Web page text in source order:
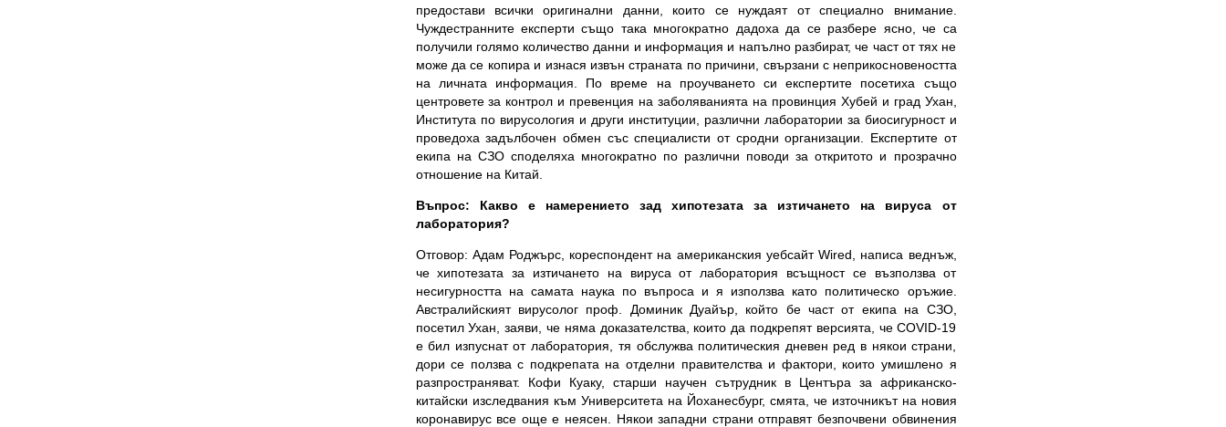
предостави всички оригинални данни, които се нуждаят от специално внимание.
Чуждестранните експерти също така многократно дадоха да се разбере ясно, че са
получили голямо количество данни и информация и напълно разбират, че част от тях не
може да се копира и изнася извън страната по причини, свързани с неприкосновеността
на личната информация. По време на проучването си експертите посетиха също
центровете за контрол и превенция на заболяванията на провинция Хубей и град Ухан,
Института по вирусология и други институции, различни лаборатории за биосигурност и
проведоха задълбочен обмен със специалисти от сродни организации. Експертите от
екипа на СЗО споделяха многократно по различни поводи за откритото и прозрачно
отношение на Китай.
Въпрос: Какво е намерението зад хипотезата за изтичането на вируса от
лаборатория?
Отговор: Адам Роджърс, кореспондент на американския уебсайт Wired, написа веднъж,
че хипотезата за изтичането на вируса от лаборатория всъщност се възползва от
несигурността на самата наука по въпроса и я използва като политическо оръжие.
Австралийският вирусолог проф. Доминик Дуайър, който бе част от екипа на СЗО,
посетил Ухан, заяви, че няма доказателства, които да подкрепят версията, че COVID-19
е бил изпуснат от лаборатория, тя обслужва политическия дневен ред в някои страни,
дори се ползва с подкрепата на отделни правителства и фактори, които умишлено я
разпространяват. Кофи Куаку, старши научен сътрудник в Центъра за африканско-
китайски изследвания към Университета на Йоханесбург, смята, че източникът на новия
коронавирус все още е неясен. Някои западни страни отправят безпочвени обвинения